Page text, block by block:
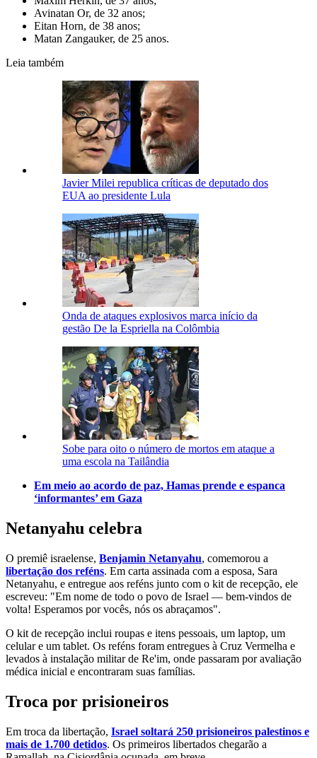
Avinatan Or, de 32 anos;
Eitan Horn, de 38 anos;
Matan Zangauker, de 25 anos.
Leia também
Javier Milei republica críticas de deputado dos
EUA ao presidente Lula
Onda de ataques explosivos marca início da
gestão De la Espriella na Colômbia
Sobe para oito o número de mortos em ataque a
uma escola na Tailândia
Em meio ao acordo de paz, Hamas prende e espanca
‘informantes’ em Gaza
Netanyahu celebra
O premiê israelense, Benjamin Netanyahu, comemorou a
libertação dos reféns. Em carta assinada com a esposa, Sara
Netanyahu, e entregue aos reféns junto com o kit de recepção, ele
escreveu: "Em nome de todo o povo de Israel — bem-vindos de
volta! Esperamos por vocês, nós os abraçamos".
O kit de recepção inclui roupas e itens pessoais, um laptop, um
celular e um tablet. Os reféns foram entregues à Cruz Vermelha e
levados à instalação militar de Re'im, onde passaram por avaliação
médica inicial e encontraram suas famílias.
Troca por prisioneiros
Em troca da libertação, Israel soltará 250 prisioneiros palestinos e
mais de 1.700 detidos. Os primeiros libertados chegarão a